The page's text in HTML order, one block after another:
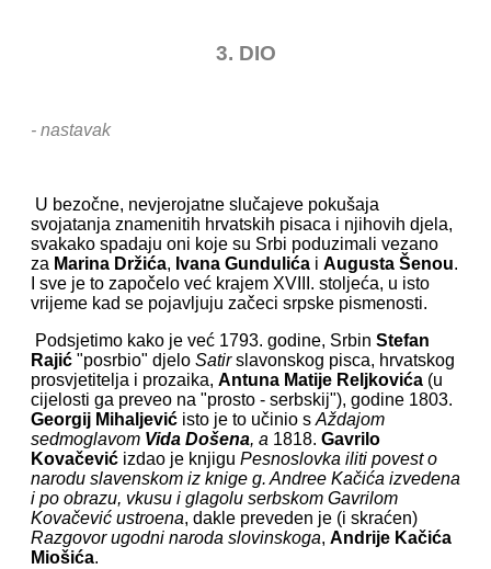
3. DIO
- nastavak
U bezočne, nevjerojatne slučajeve pokušaja
svojatanja znamenitih hrvatskih pisaca i njihovih djela,
svakako spadaju oni koje su Srbi poduzimali vezano
za Marina Držića, Ivana Gundulića i Augusta Šenou.
I sve je to započelo već krajem XVIII. stoljeća, u isto
vrijeme kad se pojavljuju začeci srpske pismenosti.
Podsjetimo kako je već 1793. godine, Srbin Stefan
Rajić "posrbio" djelo Satirslavonskog pisca, hrvatskog
prosvjetitelja i prozaika, Antuna Matije Reljkovića (u
cijelosti ga preveo na "prosto - serbskij"), godine 1803.
Georgij Mihaljević isto je to učinio sAždajom
sedmoglavom Vida Došena, a 1818. Gavrilo
Kovačević izdao je knjigu Pesnoslovka iliti povest o
narodu slavenskom iz knige g. Andree Kačića izvedena
i po obrazu, vkusu i glagolu serbskom Gavrilom
Kovačević ustroena, dakle preveden je (i skraćen)
Razgovor ugodni naroda slovinskoga, Andrije Kačića
Miošića.